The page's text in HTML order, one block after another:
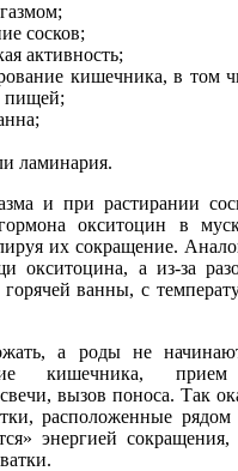
сосков;
активность;
кишечника, в том
пищей;
ламинария.
и при растирании
окситоцин в
их сокращение.
окситоцина, а из-за
ванны, с
а роды не
кишечника,
вызов поноса. Так
расположенные рядом
энергией